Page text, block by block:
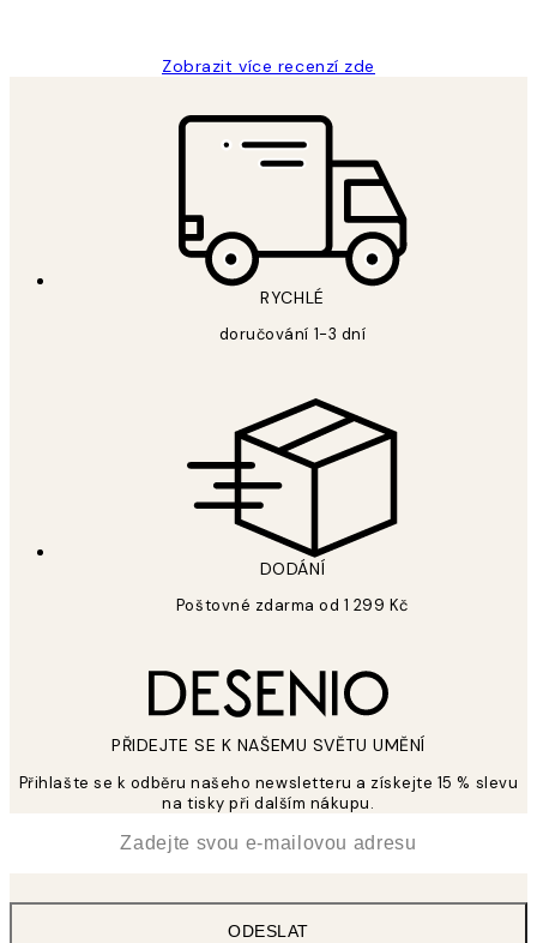
Zobrazit více recenzí zde
RYCHLÉ
doručování 1-3 dní
DODÁNÍ
Poštovné zdarma od 1 299 Kč
PŘIDEJTE SE K NAŠEMU SVĚTU UMĚNÍ
Přihlašte se k odběru našeho newsletteru a získejte 15 % slevu
na tisky při dalším nákupu.
ODESLAT